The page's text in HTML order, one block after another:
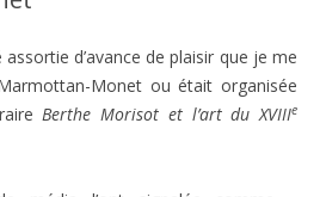
assortie d’avance de plaisir que je me
Monet ou était organisée
Berthe Morisot et l’art du XVIIIe